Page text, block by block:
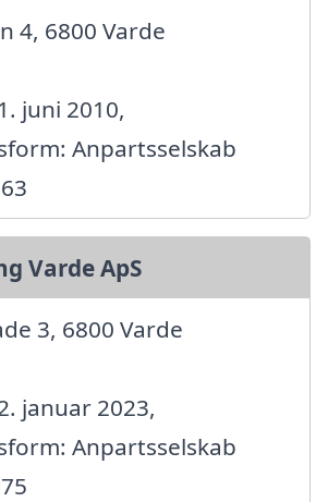
4, 6800 Varde
juni 2010,
Anpartsselskab
Varde ApS
3, 6800 Varde
januar 2023,
Anpartsselskab